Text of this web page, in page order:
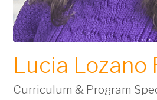
Lucia Lozano
Curriculum & Program